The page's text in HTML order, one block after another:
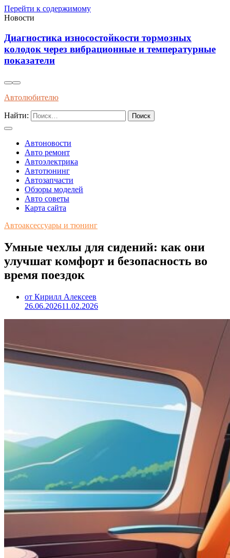
Перейти к содержимому
Новости
Экологически чистые тормозные жидкости: как
их использование влияет на эффективность и
безопасность системы
Автолюбителю
Найти:
Автоновости
Авто ремонт
Автоэлектрика
Автотюнинг
Автозапчасти
Обзоры моделей
Авто советы
Карта сайта
Автоаксессуары и тюнинг
Умные чехлы для сидений: как они
улучшат комфорт и безопасность во
время поездок
от Кирилл Алексеев
26.06.202611.02.2026